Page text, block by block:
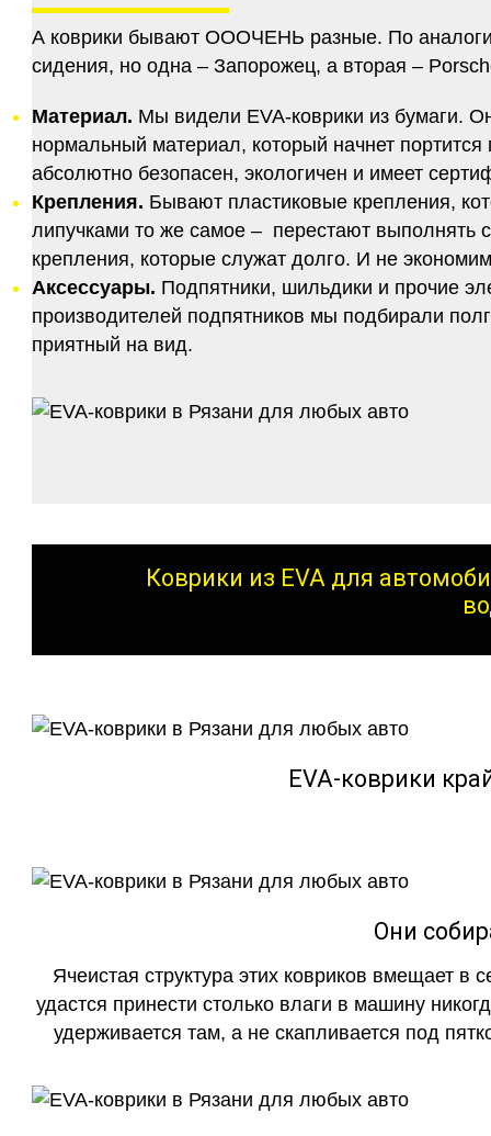
А коврики бывают ОООЧЕНЬ разные. По
сидения, но одна – Запорожец, а вторая –
Материал. Мы видели EVA-коврики из бумаги.
нормальный материал, который начнет
абсолютно безопасен, экологичен и имеет
Крепления. Бывают пластиковые крепления,
липучками то же самое – перестают
крепления, которые служат долго. И не
Аксессуары. Подпятники, шильдики и прочие
производителей подпятников мы подбирали
приятный на вид.
Коврики из EVA для
EVA-коврики
Они
Ячеистая структура этих ковриков вмещает в
удастся принести столько влаги в машину
удерживается там, а не скапливается под